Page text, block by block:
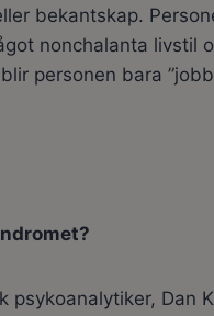
bekantskap.
nonchalanta livstil
personen bara
psykoanalytiker, Dan